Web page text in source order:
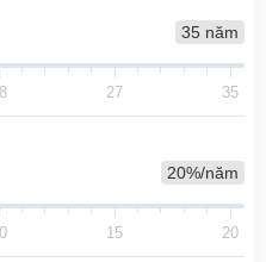
35 năm
27 35
20%/năm
15 20